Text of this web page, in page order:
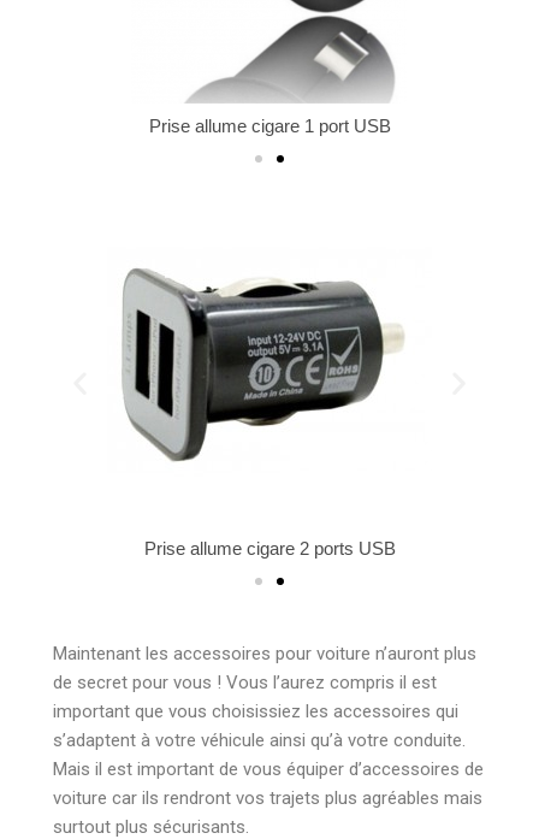
Prise allume cigare 1 port USB
Prise allume cigare 2 ports USB
Maintenant les accessoires pour voiture n’auront plus
de secret pour vous ! Vous l’aurez compris il est
important que vous choisissiez les accessoires qui
s’adaptent à votre véhicule ainsi qu’à votre conduite.
Mais il est important de vous équiper d’accessoires de
voiture car ils rendront vos trajets plus agréables mais
surtout plus sécurisants.